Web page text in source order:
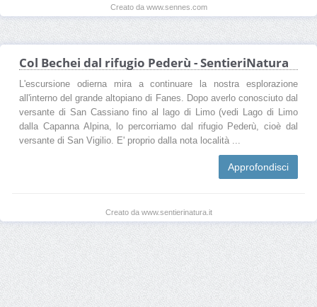
Creato da www.sennes.com
Col Bechei dal rifugio Pederù - SentieriNatura
L'escursione odierna mira a continuare la nostra esplorazione
all'interno del grande altopiano di Fanes. Dopo averlo conosciuto dal
versante di San Cassiano fino al lago di Limo (vedi Lago di Limo
dalla Capanna Alpina, lo percorriamo dal rifugio Pederù, cioè dal
versante di San Vigilio. E' proprio dalla nota località ...
Approfondisci
Creato da www.sentierinatura.it